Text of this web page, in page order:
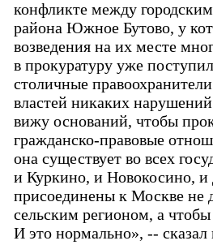
конфликте между
района Южное Бутово, у
возведения на их месте
в прокуратуру уже
столичные
властей никаких
вижу оснований, чтобы
гражданско-правовые
она существует во всех
и Куркино, и Новокосино,
присоединены к Москве не
сельским регионом, а чтобы
И это нормально», --